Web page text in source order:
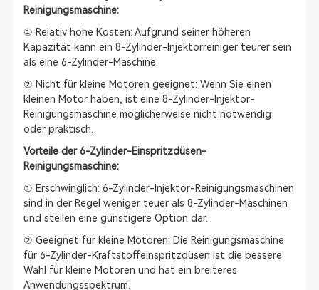
Reinigungsmaschine:
① Relativ hohe Kosten: Aufgrund seiner höheren
Kapazität kann ein 8-Zylinder-Injektorreiniger teurer sein
als eine 6-Zylinder-Maschine.
② Nicht für kleine Motoren geeignet: Wenn Sie einen
kleinen Motor haben, ist eine 8-Zylinder-Injektor-
Reinigungsmaschine möglicherweise nicht notwendig
oder praktisch.
Vorteile der 6-Zylinder-Einspritzdüsen-
Reinigungsmaschine:
① Erschwinglich: 6-Zylinder-Injektor-Reinigungsmaschinen
sind in der Regel weniger teuer als 8-Zylinder-Maschinen
und stellen eine günstigere Option dar.
② Geeignet für kleine Motoren: Die Reinigungsmaschine
für 6-Zylinder-Kraftstoffeinspritzdüsen ist die bessere
Wahl für kleine Motoren und hat ein breiteres
Anwendungsspektrum.